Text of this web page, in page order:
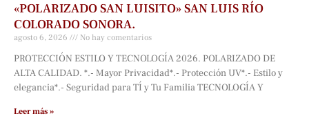
«POLARIZADO SAN LUISITO» SAN LUIS RÍO
COLORADO SONORA.
agosto 6, 2026 No hay comentarios
PROTECCIÓN ESTILO Y TECNOLOGÍA 2026. POLARIZADO DE
ALTA CALIDAD. *.- Mayor Privacidad*.- Protección UV*.- Estilo y
elegancia*.- Seguridad para TÍ y Tu Familia TECNOLOGÍA Y
Leer más »